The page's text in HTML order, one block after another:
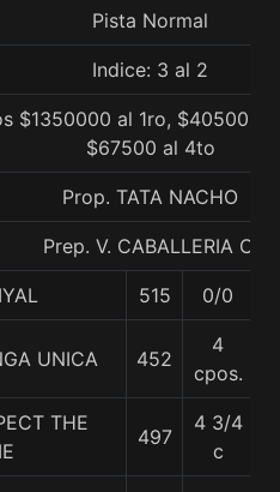
Pista Normal
Indice: 3 al 2
$1350000 al 1ro, $405000
$67500 al 4to
Prop. TATA NACHO
Prep. V. CABALLERIA C.
515 0/0
UNICA 452
4
cpos.
THE
497
4 3/4
c